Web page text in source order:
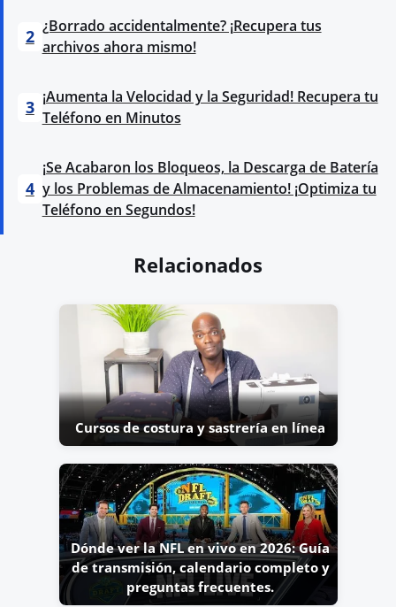
2 ¿Borrado accidentalmente? ¡Recupera tus
archivos ahora mismo!
3 ¡Aumenta la Velocidad y la Seguridad! Recupera tu
Teléfono en Minutos
4
¡Se Acabaron los Bloqueos, la Descarga de Batería
y los Problemas de Almacenamiento! ¡Optimiza tu
Teléfono en Segundos!
Relacionados
Cursos de costura y sastrería en línea
Dónde ver la NFL en vivo en 2026: Guía
de transmisión, calendario completo y
preguntas frecuentes.